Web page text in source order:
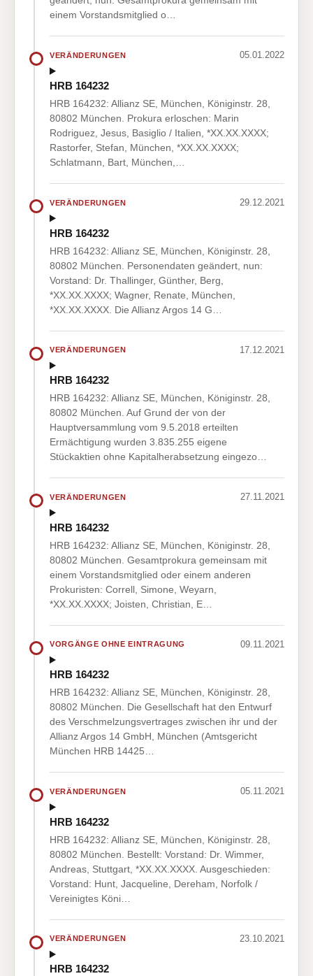
einem Vorstandsmitglied o…
VERÄNDERUNGEN 05.01.2022
HRB 164232
HRB 164232: Allianz SE, München, Königinstr. 28,
80802 München. Prokura erloschen: Marin
Rodriguez, Jesus, Basiglio / Italien, *XX.XX.XXXX;
Rastorfer, Stefan, München, *XX.XX.XXXX;
Schlatmann, Bart, München,…
VERÄNDERUNGEN 29.12.2021
HRB 164232
HRB 164232: Allianz SE, München, Königinstr. 28,
80802 München. Personendaten geändert, nun:
Vorstand: Dr. Thallinger, Günther, Berg,
*XX.XX.XXXX; Wagner, Renate, München,
*XX.XX.XXXX. Die Allianz Argos 14 G…
VERÄNDERUNGEN 17.12.2021
HRB 164232
HRB 164232: Allianz SE, München, Königinstr. 28,
80802 München. Auf Grund der von der
Hauptversammlung vom 9.5.2018 erteilten
Ermächtigung wurden 3.835.255 eigene
Stückaktien ohne Kapitalherabsetzung eingezo…
VERÄNDERUNGEN 27.11.2021
HRB 164232
HRB 164232: Allianz SE, München, Königinstr. 28,
80802 München. Gesamtprokura gemeinsam mit
einem Vorstandsmitglied oder einem anderen
Prokuristen: Correll, Simone, Weyarn,
*XX.XX.XXXX; Joisten, Christian, E…
VORGÄNGE OHNE EINTRAGUNG 09.11.2021
HRB 164232
HRB 164232: Allianz SE, München, Königinstr. 28,
80802 München. Die Gesellschaft hat den Entwurf
des Verschmelzungsvertrages zwischen ihr und der
Allianz Argos 14 GmbH, München (Amtsgericht
München HRB 14425…
VERÄNDERUNGEN 05.11.2021
HRB 164232
HRB 164232: Allianz SE, München, Königinstr. 28,
80802 München. Bestellt: Vorstand: Dr. Wimmer,
Andreas, Stuttgart, *XX.XX.XXXX. Ausgeschieden:
Vorstand: Hunt, Jacqueline, Dereham, Norfolk /
Vereinigtes Köni…
VERÄNDERUNGEN 23.10.2021
HRB 164232